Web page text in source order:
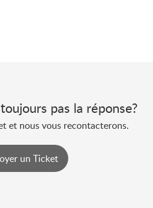
pas la réponse?
et nous vous recontacterons.
un Ticket